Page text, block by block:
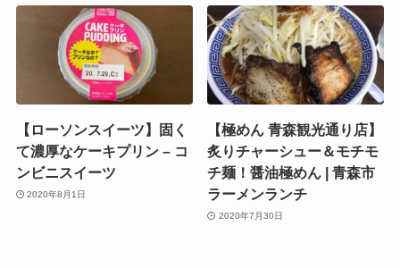
【ローソンスイーツ】固く
て濃厚なケーキプリン – コ
ンビニスイーツ
2020年8月1日
【極めん 青森観光通り店】
炙りチャーシュー＆モチモ
チ麺！醤油極めん | 青森市
ラーメンランチ
2020年7月30日